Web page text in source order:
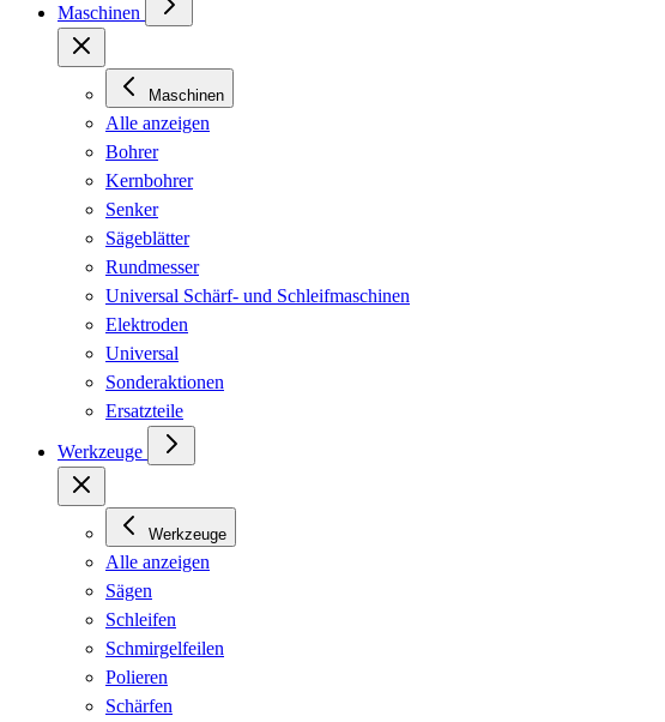
Maschinen
Maschinen
Alle anzeigen
Bohrer
Kernbohrer
Senker
Sägeblätter
Rundmesser
Universal Schärf- und Schleifmaschinen
Elektroden
Universal
Sonderaktionen
Ersatzteile
Werkzeuge
Werkzeuge
Alle anzeigen
Sägen
Schleifen
Schmirgelfeilen
Polieren
Schärfen